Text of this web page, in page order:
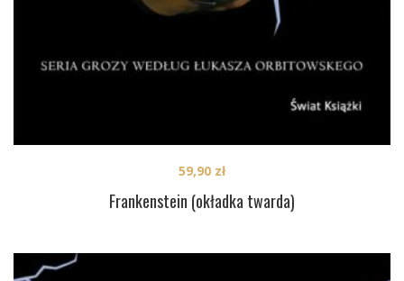
Frankenstein (okładka twarda)
59,90 zł